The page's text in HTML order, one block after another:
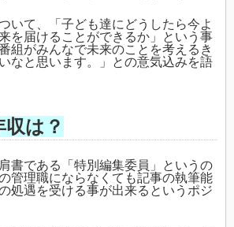
いて、「子ども達にどうしたら今よ
を届けることができるか」という事
組がみんなで未来のことを考えるき
なと思います。」との意気込みを語
は？
書である「特別編集委員」というの
管理職にならなくても記事の執筆能
処遇を受ける事が出来るというポジ